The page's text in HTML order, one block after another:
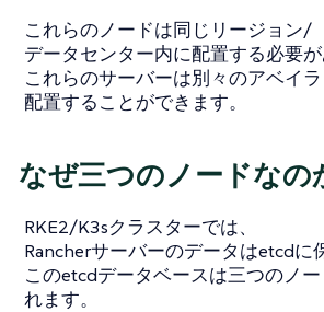
これらのノードは同じリージョン/
データセンター内に配置する必要が
これらのサーバーは別々のアベイ
配置することができます。
なぜ三つのノードなの
RKE2/K3sクラスターでは、
Rancherサーバーのデータはetcdに
このetcdデータベースは三つのノ
れます。